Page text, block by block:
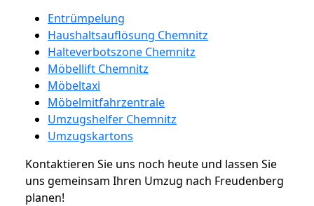
Entrümpelung
Haushaltsauflösung Chemnitz
Halteverbotszone Chemnitz
Möbellift Chemnitz
Möbeltaxi
Möbelmitfahrzentrale
Umzugshelfer Chemnitz
Umzugskartons
Kontaktieren Sie uns noch heute und lassen Sie
uns gemeinsam Ihren Umzug nach Freudenberg
planen!